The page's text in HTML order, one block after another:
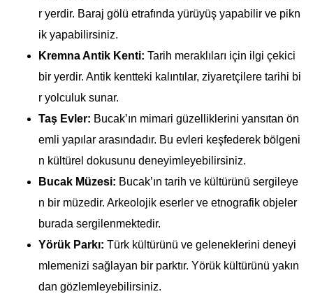
r yerdir. Baraj gölü etrafında yürüyüş yapabilir ve pikn
ik yapabilirsiniz.
Kremna Antik Kenti: Tarih meraklıları için ilgi çekici
bir yerdir. Antik kentteki kalıntılar, ziyaretçilere tarihi bi
r yolculuk sunar.
Taş Evler: Bucak’ın mimari güzelliklerini yansıtan ön
emli yapılar arasındadır. Bu evleri keşfederek bölgeni
n kültürel dokusunu deneyimleyebilirsiniz.
Bucak Müzesi: Bucak’ın tarih ve kültürünü sergileye
n bir müzedir. Arkeolojik eserler ve etnografik objeler
burada sergilenmektedir.
Yörük Parkı: Türk kültürünü ve geleneklerini deneyi
mlemenizi sağlayan bir parktır. Yörük kültürünü yakın
dan gözlemleyebilirsiniz.